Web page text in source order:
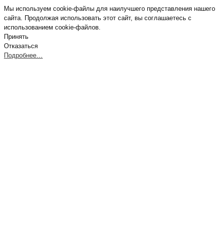
Мы используем cookie-файлы для наилучшего представления нашего
сайта. Продолжая использовать этот сайт, вы соглашаетесь с
использованием cookie-файлов.
Принять
Отказаться
Подробнее…